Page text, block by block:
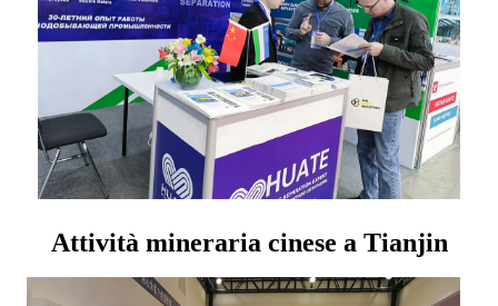
Attività mineraria cinese a Tianjin